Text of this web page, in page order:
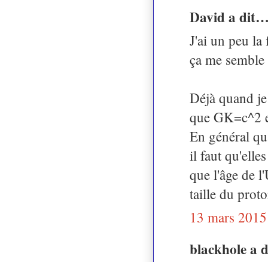
David a
J'ai un peu la
ça me
Déjà quand
que GK=c^2
En général
il faut
que l'âge de
taille du
13 mars
blackhole a